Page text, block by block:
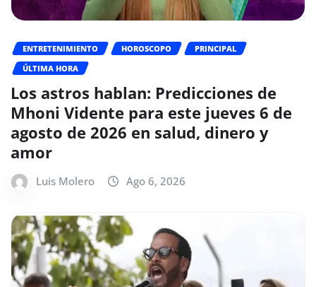
ENTRETENIMIENTO HOROSCOPO
PRINCIPAL
ÚLTIMA HORA
Los astros hablan: Predicciones de
Mhoni Vidente para este jueves 6 de
agosto de 2026 en salud, dinero y
amor
Luis Molero Ago 6, 2026